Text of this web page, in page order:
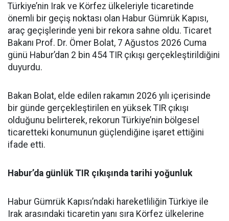
Türkiye’nin Irak ve Körfez ülkeleriyle ticaretinde
önemli bir geçiş noktası olan Habur Gümrük Kapısı,
araç geçişlerinde yeni bir rekora sahne oldu. Ticaret
Bakanı Prof. Dr. Ömer Bolat, 7 Ağustos 2026 Cuma
günü Habur’dan 2 bin 454 TIR çıkışı gerçekleştirildiğini
duyurdu.
Bakan Bolat, elde edilen rakamın 2026 yılı içerisinde
bir günde gerçekleştirilen en yüksek TIR çıkışı
olduğunu belirterek, rekorun Türkiye’nin bölgesel
ticaretteki konumunun güçlendiğine işaret ettiğini
ifade etti.
Habur’da günlük TIR çıkışında tarihi yoğunluk
Habur Gümrük Kapısı’ndaki hareketliliğin Türkiye ile
Irak arasındaki ticaretin yanı sıra Körfez ülkelerine